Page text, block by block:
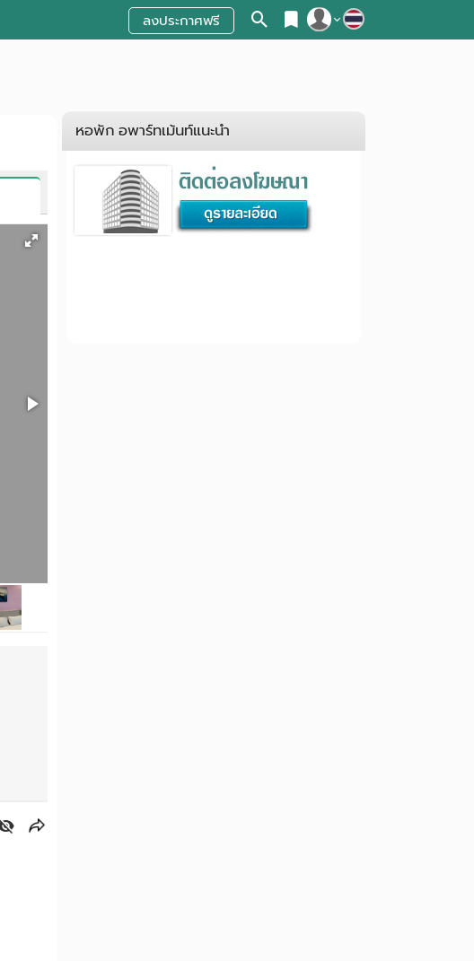
ลงประกาศฟรี
หอพัก อพาร์ทเม้นท์แนะนำ